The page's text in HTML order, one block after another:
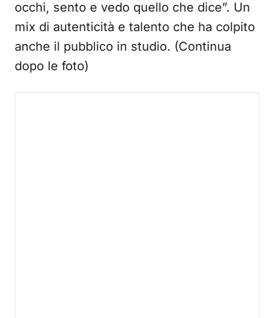
occhi, sento e vedo quello che dice”. Un
mix di autenticità e talento che ha colpito
anche il pubblico in studio. (Continua
dopo le foto)